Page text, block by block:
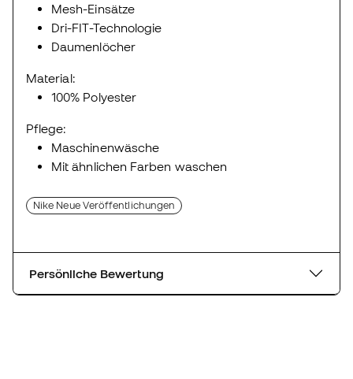
Mesh-Einsätze
Dri-FIT-Technologie
Daumenlöcher
Material:
100% Polyester
Pflege:
Maschinenwäsche
Mit ähnlichen Farben waschen
Nike Neue Veröffentlichungen
Persönliche Bewertung